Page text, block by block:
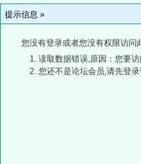
提示信息 »
您没有登录或者您没有权限访问
读取数据错误,原因：您要
您还不是论坛会员,请先登